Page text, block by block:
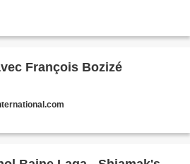
François Bozizé